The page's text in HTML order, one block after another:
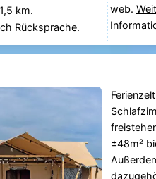
km.
Rücksprache.
web.
Ferienzelt
±48m²